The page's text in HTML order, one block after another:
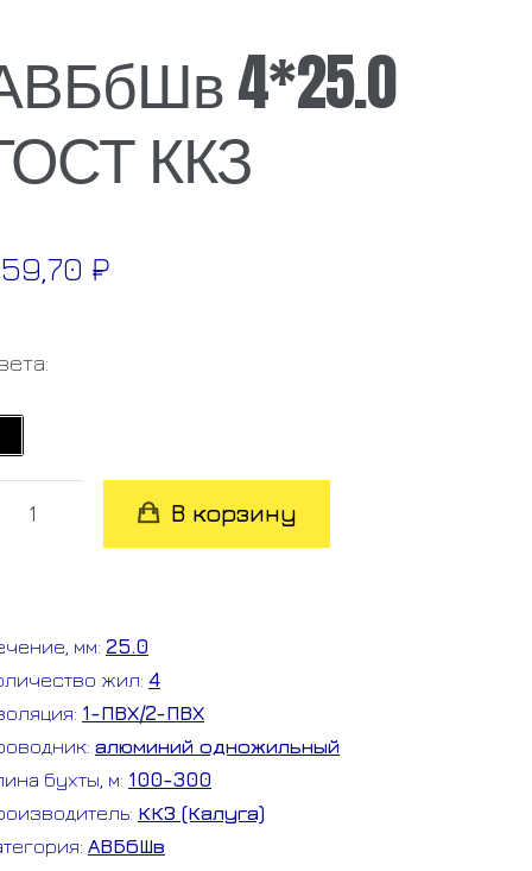
4*25.0
ККЗ
₽
В корзину
мм: 25.0
жил: 4
1-ПВХ/2-ПВХ
алюминий одножильный
бухты, м: 100-300
ККЗ (Калуга)
АВБбШв